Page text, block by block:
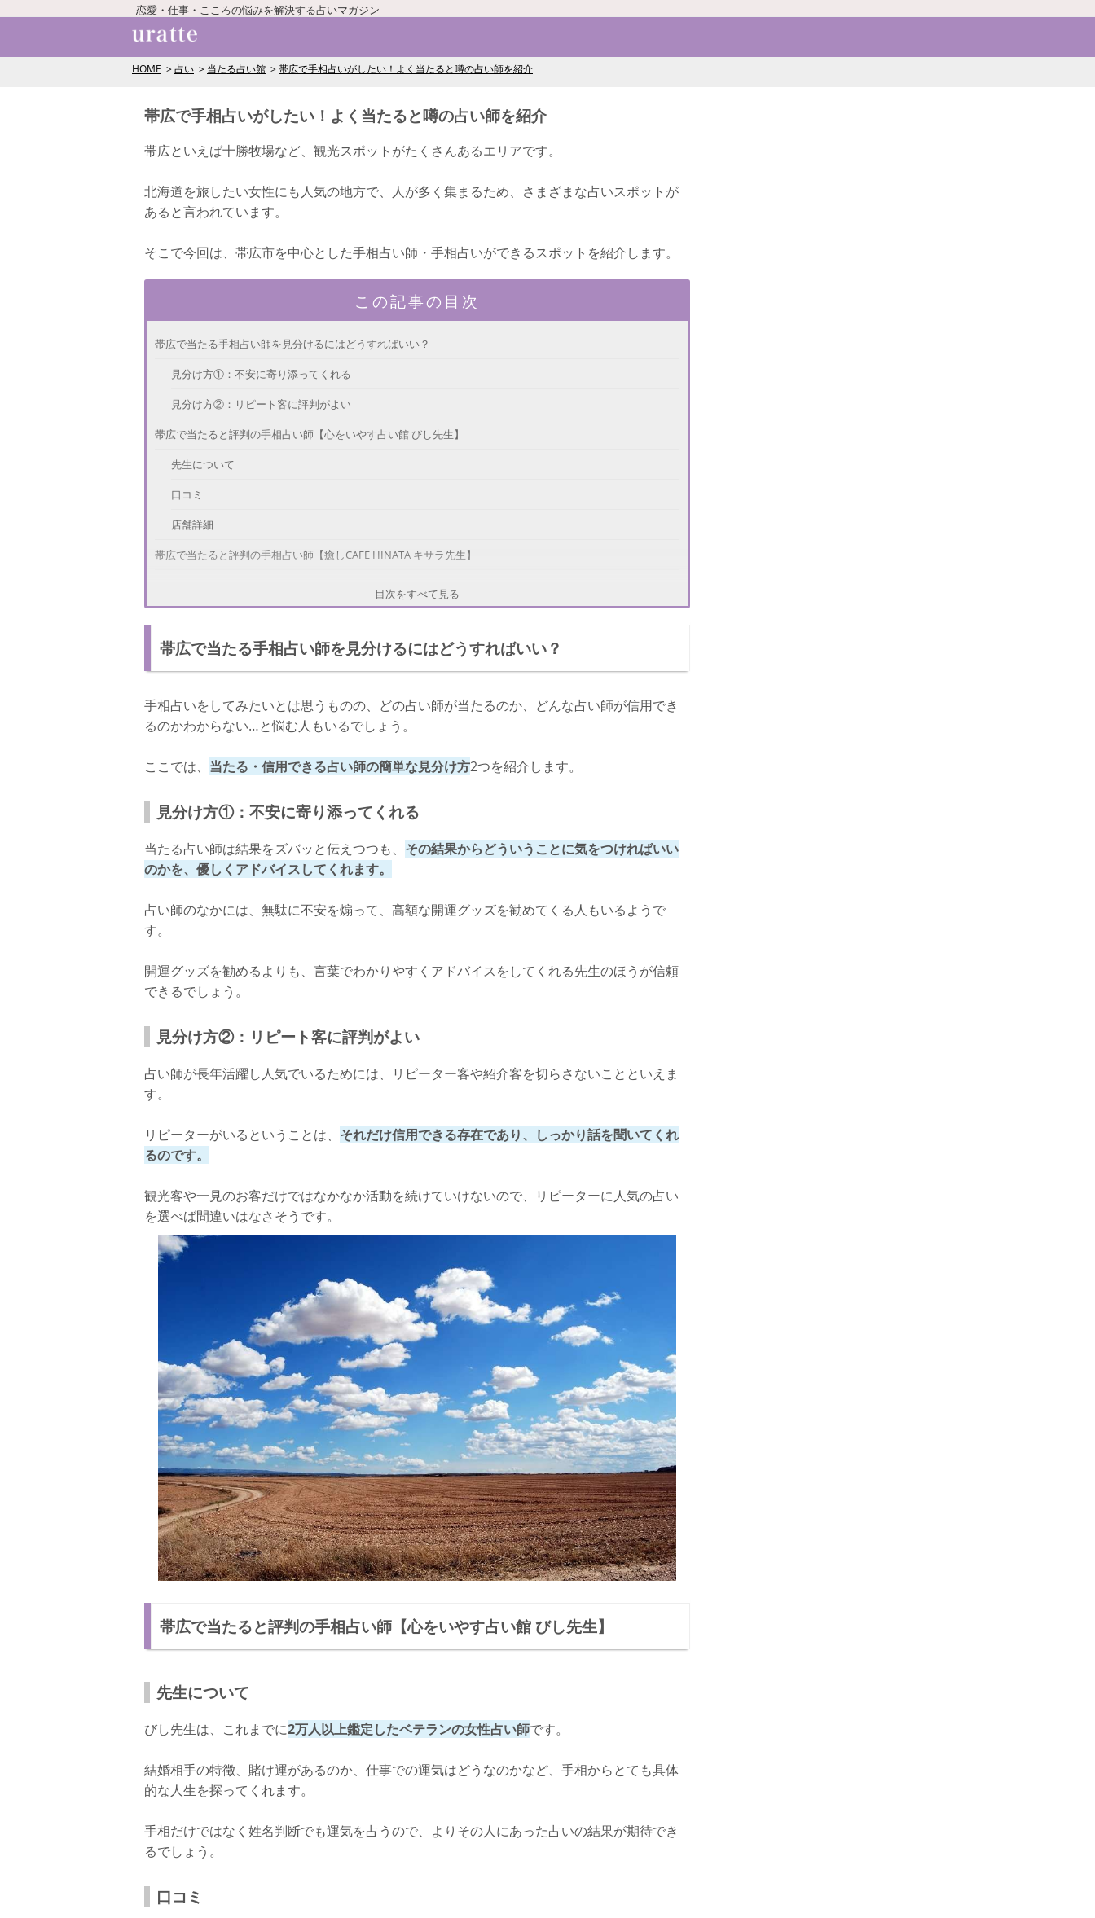
恋愛・仕事・こころの悩みを解決する占いマガジン
HOME 占い 当たる占い館 帯広で手相占いがしたい！よく当たると噂の占い師を紹介
帯広で手相占いがしたい！よく当たると噂の占い師を紹介
帯広といえば十勝牧場など、観光スポットがたくさんあるエリアです。
北海道を旅したい女性にも人気の地方で、人が多く集まるため、さまざまな占いスポットが
あると言われています。
そこで今回は、帯広市を中心とした手相占い師・手相占いができるスポットを紹介します。
この記事の目次
帯広で当たる手相占い師を見分けるにはどうすればいい？
見分け方①：不安に寄り添ってくれる
見分け方②：リピート客に評判がよい
帯広で当たると評判の手相占い師【心をいやす占い館 びし先生】
先生について
口コミ
店舗詳細
帯広で当たると評判の手相占い師【癒しCAFE HINATA キサラ先生】
店舗詳細
帯広で当たると評判の手相占い【癒しCAFE HINATA ムナ先生】
先生について
口コミ
店舗詳細
先生について
口コミ
帯広で当たると評判の手相占い師【壱夢庵 遠藤瑞省先生】
口コミ
帯広には当たると評判の占い師が豊富！
目次をすべて見る
帯広で当たる手相占い師を見分けるにはどうすればいい？
手相占いをしてみたいとは思うものの、どの占い師が当たるのか、どんな占い師が信用でき
るのかわからない…と悩む人もいるでしょう。
ここでは、 当たる・信用できる占い師の簡単な見分け方2つを紹介します。
見分け方①：不安に寄り添ってくれる
当たる占い師は結果をズバッと伝えつつも、 その結果からどういうことに気をつければいい
のかを、優しくアドバイスしてくれます。
占い師のなかには、無駄に不安を煽って、高額な開運グッズを勧めてくる人もいるようで
す。
開運グッズを勧めるよりも、言葉でわかりやすくアドバイスをしてくれる先生のほうが信頼
できるでしょう。
見分け方②：リピート客に評判がよい
占い師が長年活躍し人気でいるためには、リピーター客や紹介客を切らさないことといえま
す。
リピーターがいるということは、 それだけ信用できる存在であり、しっかり話を聞いてくれ
るのです。
観光客や一見のお客だけではなかなか活動を続けていけないので、リピーターに人気の占い
を選べば間違いはなさそうです。
帯広で当たると評判の手相占い師【心をいやす占い館 びし先生】
先生について
びし先生は、これまでに2万人以上鑑定したベテランの女性占い師です。
結婚相手の特徴、賭け運があるのか、仕事での運気はどうなのかなど、手相からとても具体
的な人生を探ってくれます。
手相だけではなく姓名判断でも運気を占うので、よりその人にあった占いの結果が期待でき
るでしょう。
口コミ